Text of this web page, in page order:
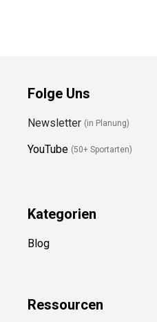
Folge Uns
Newsletter (in Planung)
YouTube (50+ Sportarten)
Kategorien
Blog
Ressourcen